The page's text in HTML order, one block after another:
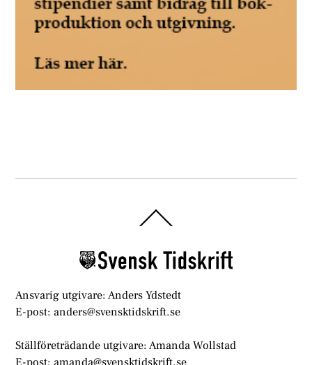
To
Ansvarig utgivare: Anders Ydstedt
E-post: anders@svensktidskrift.se
Ställföreträdande utgivare: Amanda Wollstad
E-post: amanda@svensktidskrift.se